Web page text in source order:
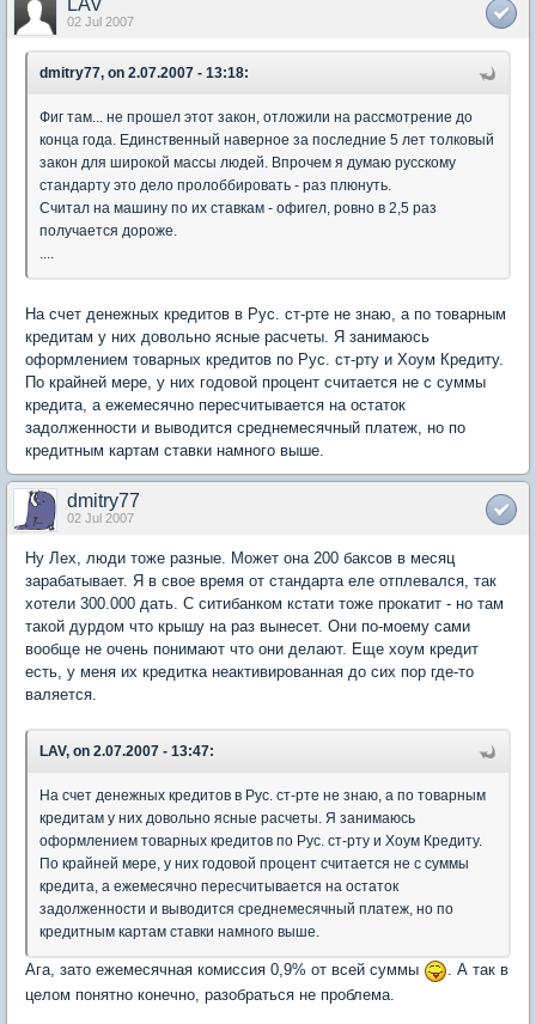
LAV
02 Jul 2007
dmitry77, on 2.07.2007 - 13:18:
Фиг там... не прошел этот закон, отложили на рассмотрение до
конца года. Единственный наверное за последние 5 лет толковый
закон для широкой массы людей. Впрочем я думаю русскому
стандарту это дело пролоббировать - раз плюнуть.
Считал на машину по их ставкам - офигел, ровно в 2,5 раз
получается дороже.
....
На счет денежных кредитов в Рус. ст-рте не знаю, а по товарным
кредитам у них довольно ясные расчеты. Я занимаюсь
оформлением товарных кредитов по Рус. ст-рту и Хоум Кредиту.
По крайней мере, у них годовой процент считается не с суммы
кредита, а ежемесячно пересчитывается на остаток
задолженности и выводится среднемесячный платеж, но по
кредитным картам ставки намного выше.
dmitry77
02 Jul 2007
Ну Лех, люди тоже разные. Может она 200 баксов в месяц
зарабатывает. Я в свое время от стандарта еле отплевался, так
хотели 300.000 дать. С ситибанком кстати тоже прокатит - но там
такой дурдом что крышу на раз вынесет. Они по-моему сами
вообще не очень понимают что они делают. Еще хоум кредит
есть, у меня их кредитка неактивированная до сих пор где-то
валяется.
LAV, on 2.07.2007 - 13:47:
На счет денежных кредитов в Рус. ст-рте не знаю, а по товарным
кредитам у них довольно ясные расчеты. Я занимаюсь
оформлением товарных кредитов по Рус. ст-рту и Хоум Кредиту.
По крайней мере, у них годовой процент считается не с суммы
кредита, а ежемесячно пересчитывается на остаток
задолженности и выводится среднемесячный платеж, но по
кредитным картам ставки намного выше.
Ага, зато ежемесячная комиссия 0,9% от всей суммы
. А так в
целом понятно конечно, разобраться не проблема.